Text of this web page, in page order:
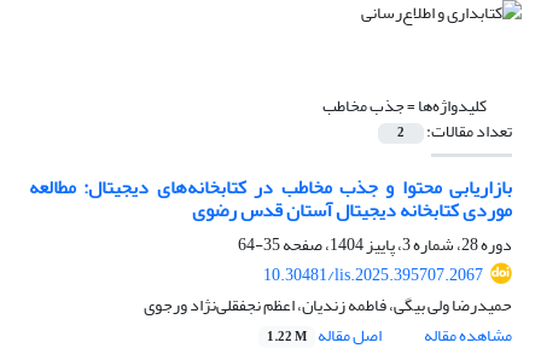
کلیدواژه‌ها =جذب مخاطب
تعداد مقالات: 2
بازاریابی محتوا و جذب مخاطب در کتابخانه‌­های‌ دیجیتال: مطالعه
موردی کتابخانه دیجیتال آستان قدس رضوی
دوره 28، شماره 3، پاییز 1404، صفحه
35-64
10.30481/lis.2025.395707.2067
حمیدرضا ولی بیگی، فاطمه زندیان، اعظم نجفقلی‌نژاد ورجوی
مشاهده مقاله
اصل مقاله 1.22 M